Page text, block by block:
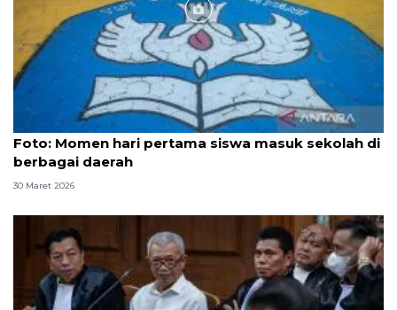
Foto: Momen hari pertama siswa masuk sekolah di
berbagai daerah
30 Maret 2026